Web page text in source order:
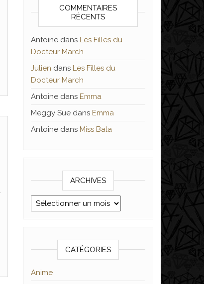
COMMENTAIRES
RÉCENTS
Antoinedans Les Filles du
Docteur March
Julien dans Les Filles du
Docteur March
Antoinedans Emma
Meggy Suedans Emma
Antoinedans Miss Bala
ARCHIVES
Archives
CATÉGORIES
Anime